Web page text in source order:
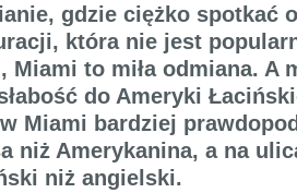
gdzie ciężko spotkać
która nie jest
Miami to miła odmiana. A
do Ameryki
Miami bardziej
niż Amerykanina, a na
niż angielski.